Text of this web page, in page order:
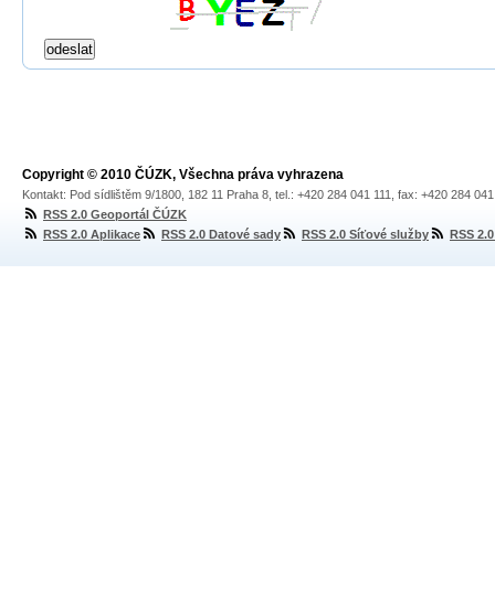
Copyright © 2010 ČÚZK, Všechna práva vyhrazena
Kontakt: Pod sídlištěm 9/1800, 182 11 Praha 8, tel.: +420 284 041 111, fax: +420 284
RSS 2.0 Geoportál ČÚZK
RSS 2.0 Aplikace
RSS 2.0 Datové sady RSS 2.0 Síťové služby RSS